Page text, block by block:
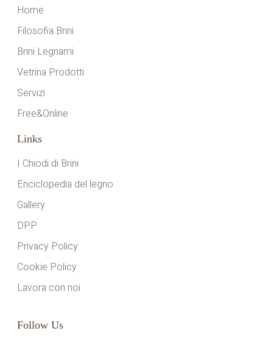
Home
Filosofia Brini
Brini Legnami
Vetrina Prodotti
Servizi
Free&Online
Links
I Chiodi di Brini
Enciclopedia del legno
Gallery
DPP
Privacy Policy
Cookie Policy
Lavora con noi
Follow Us